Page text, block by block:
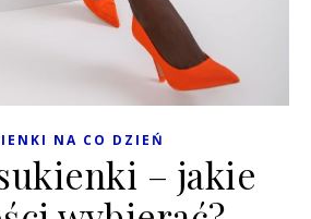
NA CO DZIEŃ
– jakie